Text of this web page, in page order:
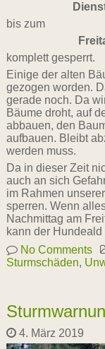
bis zum
komplett gesperrt.
Einige der alten
gezogen worden.
gerade noch. Da
Bäume droht, auf
abbauen, den
aufbauen. Bleibt
werden muss.
Da in dieser Zeit
auch an sich
im Rahmen
sperren. Wenn
Nachmittag am
kann der
No Comments
Sturmschäden,
4. März 2019